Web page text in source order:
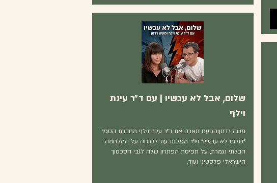
שלום, אבל לא עכשיו | עם ד״ר עינת
וילף
משה רדמןוהפעם מארח את ד״ר עינף וילף מחברת הספר
״שלום לא עכשיו״ ויו״ר מפלגת עוז לשיחה על המלחמה
הבלתי נגמרת, על תפיסת הפתרון שלה לגבי הסכסוך
הישראלי פלסטיני ועוד.